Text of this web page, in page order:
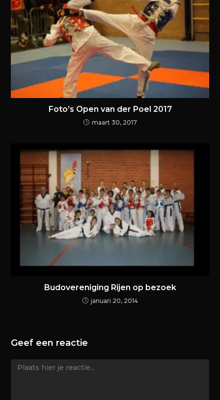
Foto’s Open van der Poel 2017
maart 30, 2017
Budovereniging Rijen op bezoek
januari 20, 2014
Geef een reactie